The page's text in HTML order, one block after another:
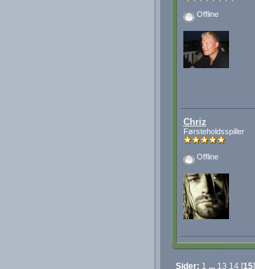
Offline
Chriz
Førsteholdsspiller
Offline
Sider: 1 ... 13 14[15]